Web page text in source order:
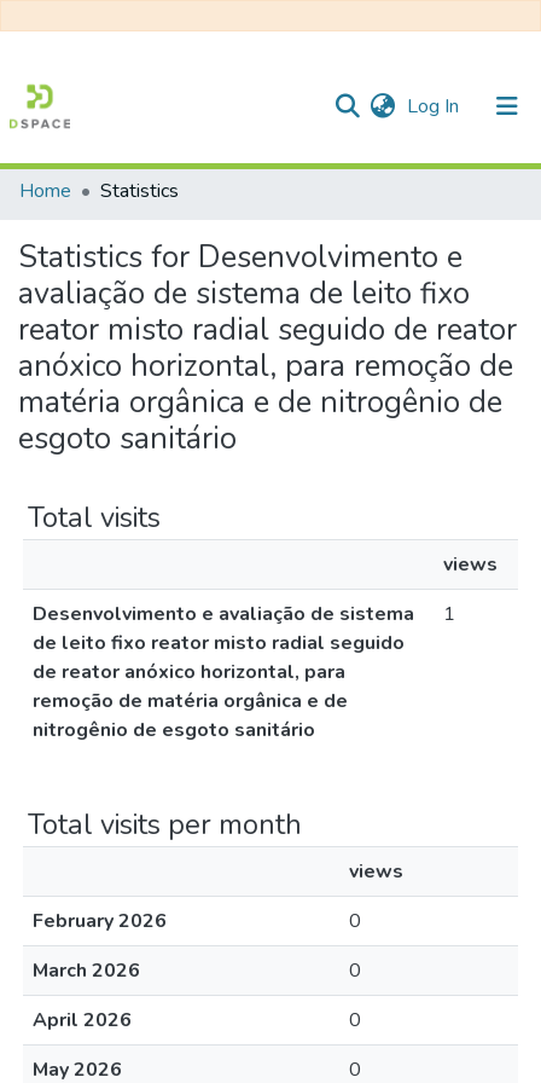
Log In (current)
All of DSpace
Home Statistics
Statistics for Desenvolvimento e
avaliação de sistema de leito fixo
reator misto radial seguido de reator
anóxico horizontal, para remoção de
matéria orgânica e de nitrogênio de
esgoto sanitário
Total visits
views
Desenvolvimento e avaliação de sistema
de leito fixo reator misto radial seguido
de reator anóxico horizontal, para
remoção de matéria orgânica e de
nitrogênio de esgoto sanitário
1
Total visits per month
views
February 2026
0
March 2026
0
April 2026
0
May 2026
0